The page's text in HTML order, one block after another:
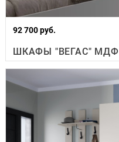
92 700 руб.
ШКАФЫ "ВЕГАС" МДФ